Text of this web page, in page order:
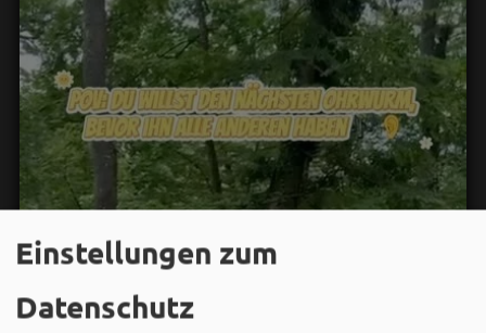
Einstellungen zum
Datenschutz